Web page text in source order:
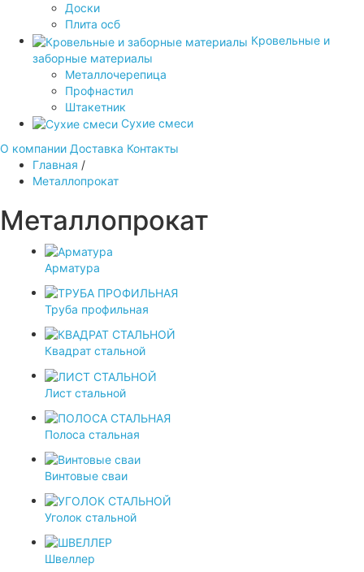
Доски
Плита осб
Кровельные и
заборные материалы
Металлочерепица
Профнастил
Штакетник
Сухие смеси
О компании Доставка Контакты
Главная /
Металлопрокат
Металлопрокат
Арматура
Труба профильная
Квадрат стальной
Лист стальной
Полоса стальная
Винтовые сваи
Уголок стальной
Швеллер